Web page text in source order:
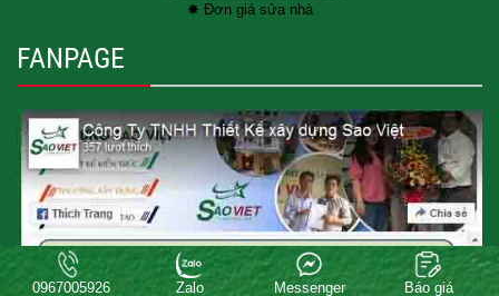
✸ Đơn giá sửa nhà
FANPAGE
Copyright® 2017 XAY DUNG SAO VIET CO.LTD . All rights reserved.
0967005926 Zalo Messenger Báo giá